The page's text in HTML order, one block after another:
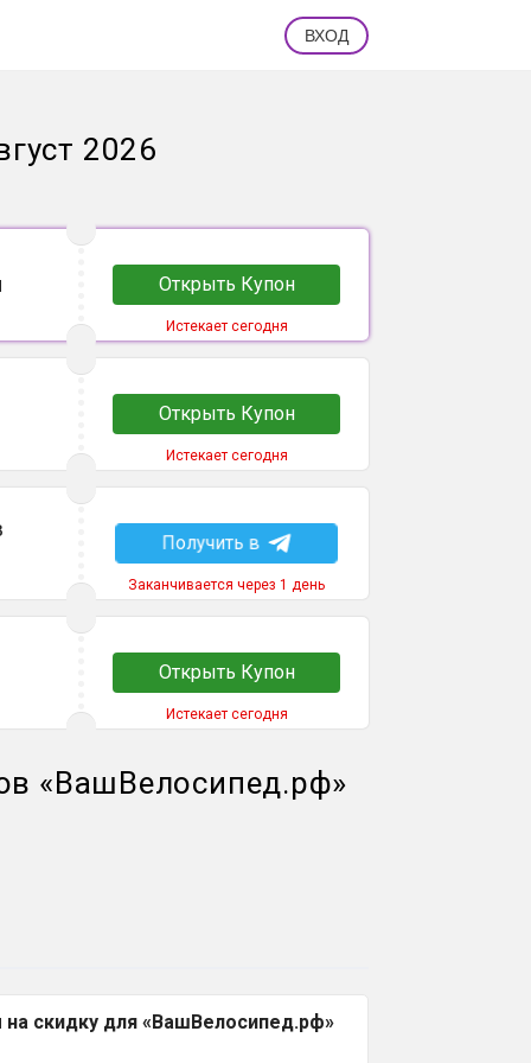
ВХОД
2026
Открыть Купон
Истекает сегодня
Открыть Купон
Истекает сегодня
Получить в
Заканчивается через 1 день
Открыть Купон
Истекает сегодня
«ВашВелосипед.рф»
скидку для «ВашВелосипед.рф»